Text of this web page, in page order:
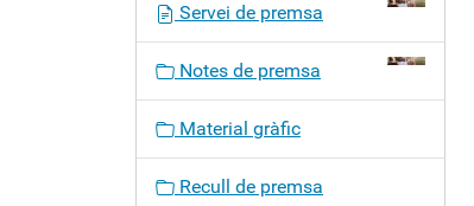
Servei de premsa
Notes de premsa
Material gràfic
Recull de premsa